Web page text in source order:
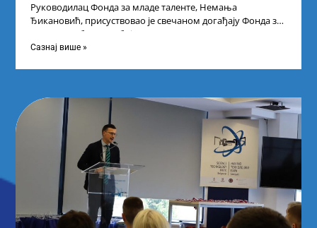
Руководилац Фонда за младе таленте, Немања
Ђикановић, присуствовао је свечаном догађају Фонда за
науку Републике Србије одржаном у Научно-
технолошком парку
Сазнај више »